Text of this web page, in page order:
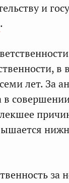
и
.
в
лет. За
за